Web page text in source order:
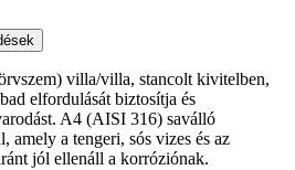
villa/villa, stancolt kivitelben,
elfordulását biztosítja és
A4 (AISI 316) saválló
amely a tengeri, sós vizes és az
jól ellenáll a korróziónak.